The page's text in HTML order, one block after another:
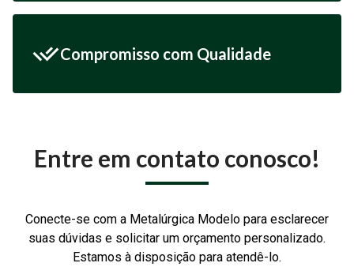
Compromisso com Qualidade
Entre em contato conosco!
Conecte-se com a Metalúrgica Modelo para esclarecer
suas dúvidas e solicitar um orçamento personalizado.
Estamos à disposição para atendê-lo.